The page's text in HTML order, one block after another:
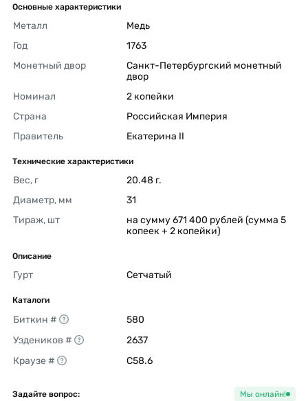
Основные характеристики
Металл
Медь
Год
1763
Монетный двор
Санкт-Петербургский монетный
двор
Номинал
2 копейки
Страна
Российская Империя
Правитель
Екатерина II
Технические характеристики
Вес, г
20.48 г.
Диаметр, мм
31
Тираж, шт
на сумму 671 400 рублей (сумма 5
копеек + 2 копейки)
Описание
Гурт Сетчатый
Каталоги
Биткин #
580
Уздеников #
2637
Краузе #
C58.6
Задайте вопрос: Мы онлайн!